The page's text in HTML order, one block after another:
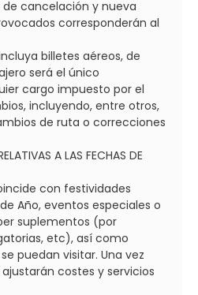
cancelación y nueva
corresponderán al
billetes aéreos, de
será el único
cargo impuesto por el
incluyendo, entre otros,
de ruta o correcciones
A LAS FECHAS DE
con festividades
Año, eventos especiales o
suplementos (por
etc), así como
puedan visitar. Una vez
costes y servicios